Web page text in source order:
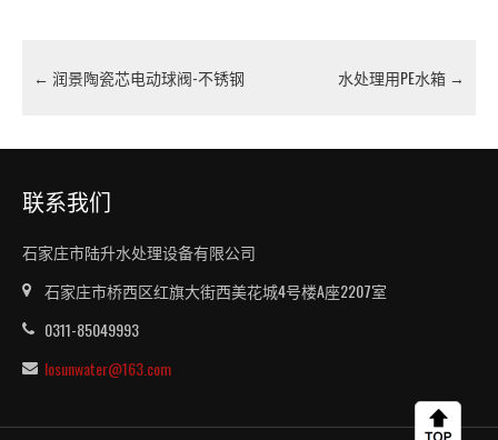
← 润景陶瓷芯电动球阀-不锈钢 水处理用PE水箱 →
联系我们
石家庄市陆升水处理设备有限公司
石家庄市桥西区红旗大街西美花城4号楼A座2207室
0311-85049993
losunwater@163.com